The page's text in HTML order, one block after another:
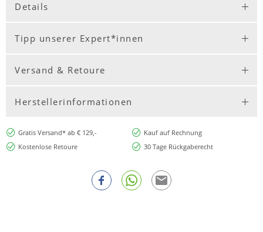
Details
Tipp unserer Expert*innen
Versand & Retoure
Herstellerinformationen
Gratis Versand* ab € 129,-
Kauf auf Rechnung
Kostenlose Retoure
30 Tage Rückgaberecht